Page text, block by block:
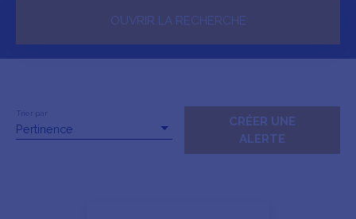
OUVRIR LA RECHERCHE
Vente Location
Pertinence
Trier par
CRÉER UNE
ALERTE